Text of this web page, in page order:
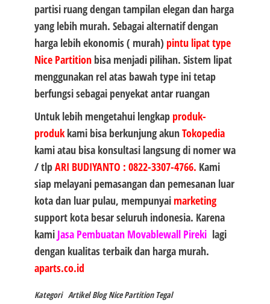
partisi ruang dengan tampilan elegan dan harga
yang lebih murah. Sebagai alternatif dengan
harga lebih ekonomis ( murah) pintu lipat type
Nice Partitionbisa menjadi pilihan. Sistem lipat
menggunakan rel atas bawah type ini tetap
berfungsi sebagai penyekat antar ruangan
Untuk lebih mengetahui lengkap produk-
produkkami bisa berkunjung akunTokopedia
kami atau bisa konsultasi langsung di nomer wa
/ tlpARI BUDIYANTO : 0822-3307-4766. Kami
siap melayani pemasangan dan pemesanan luar
kota dan luar pulau, mempunyai marketing
support kota besar seluruh indonesia. Karena
kami Jasa Pembuatan Movablewall Pireki lagi
dengan kualitas terbaik dan harga murah.
aparts.co.id
Kategori Artikel Blog Nice Partition Tegal